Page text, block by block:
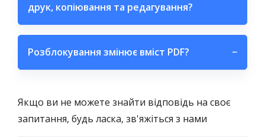
друк, копіювання та редагування?
Розблокування змінює вміст PDF? −
Якщо ви не можете знайти відповідь на своє
запитання, будь ласка, зв'яжіться з нами